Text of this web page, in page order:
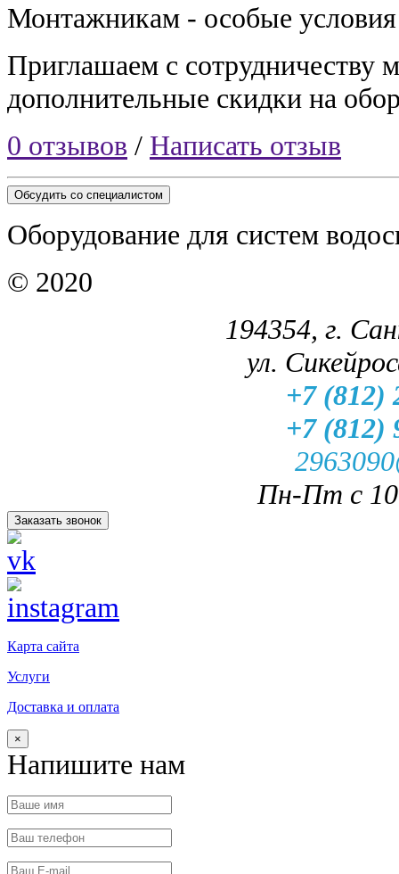
Монтажникам - особые условия
Приглашаем с сотрудничеству
дополнительные скидки на
0 отзывов / Написать отзыв
Обсудить со специалистом
Оборудование для систем
© 2020
194354, г.
ул.
+7 (812)
+7 (812)
Пн-Пт с
Заказать звонок
Карта сайта
Услуги
Доставка и оплата
×
Напишите нам